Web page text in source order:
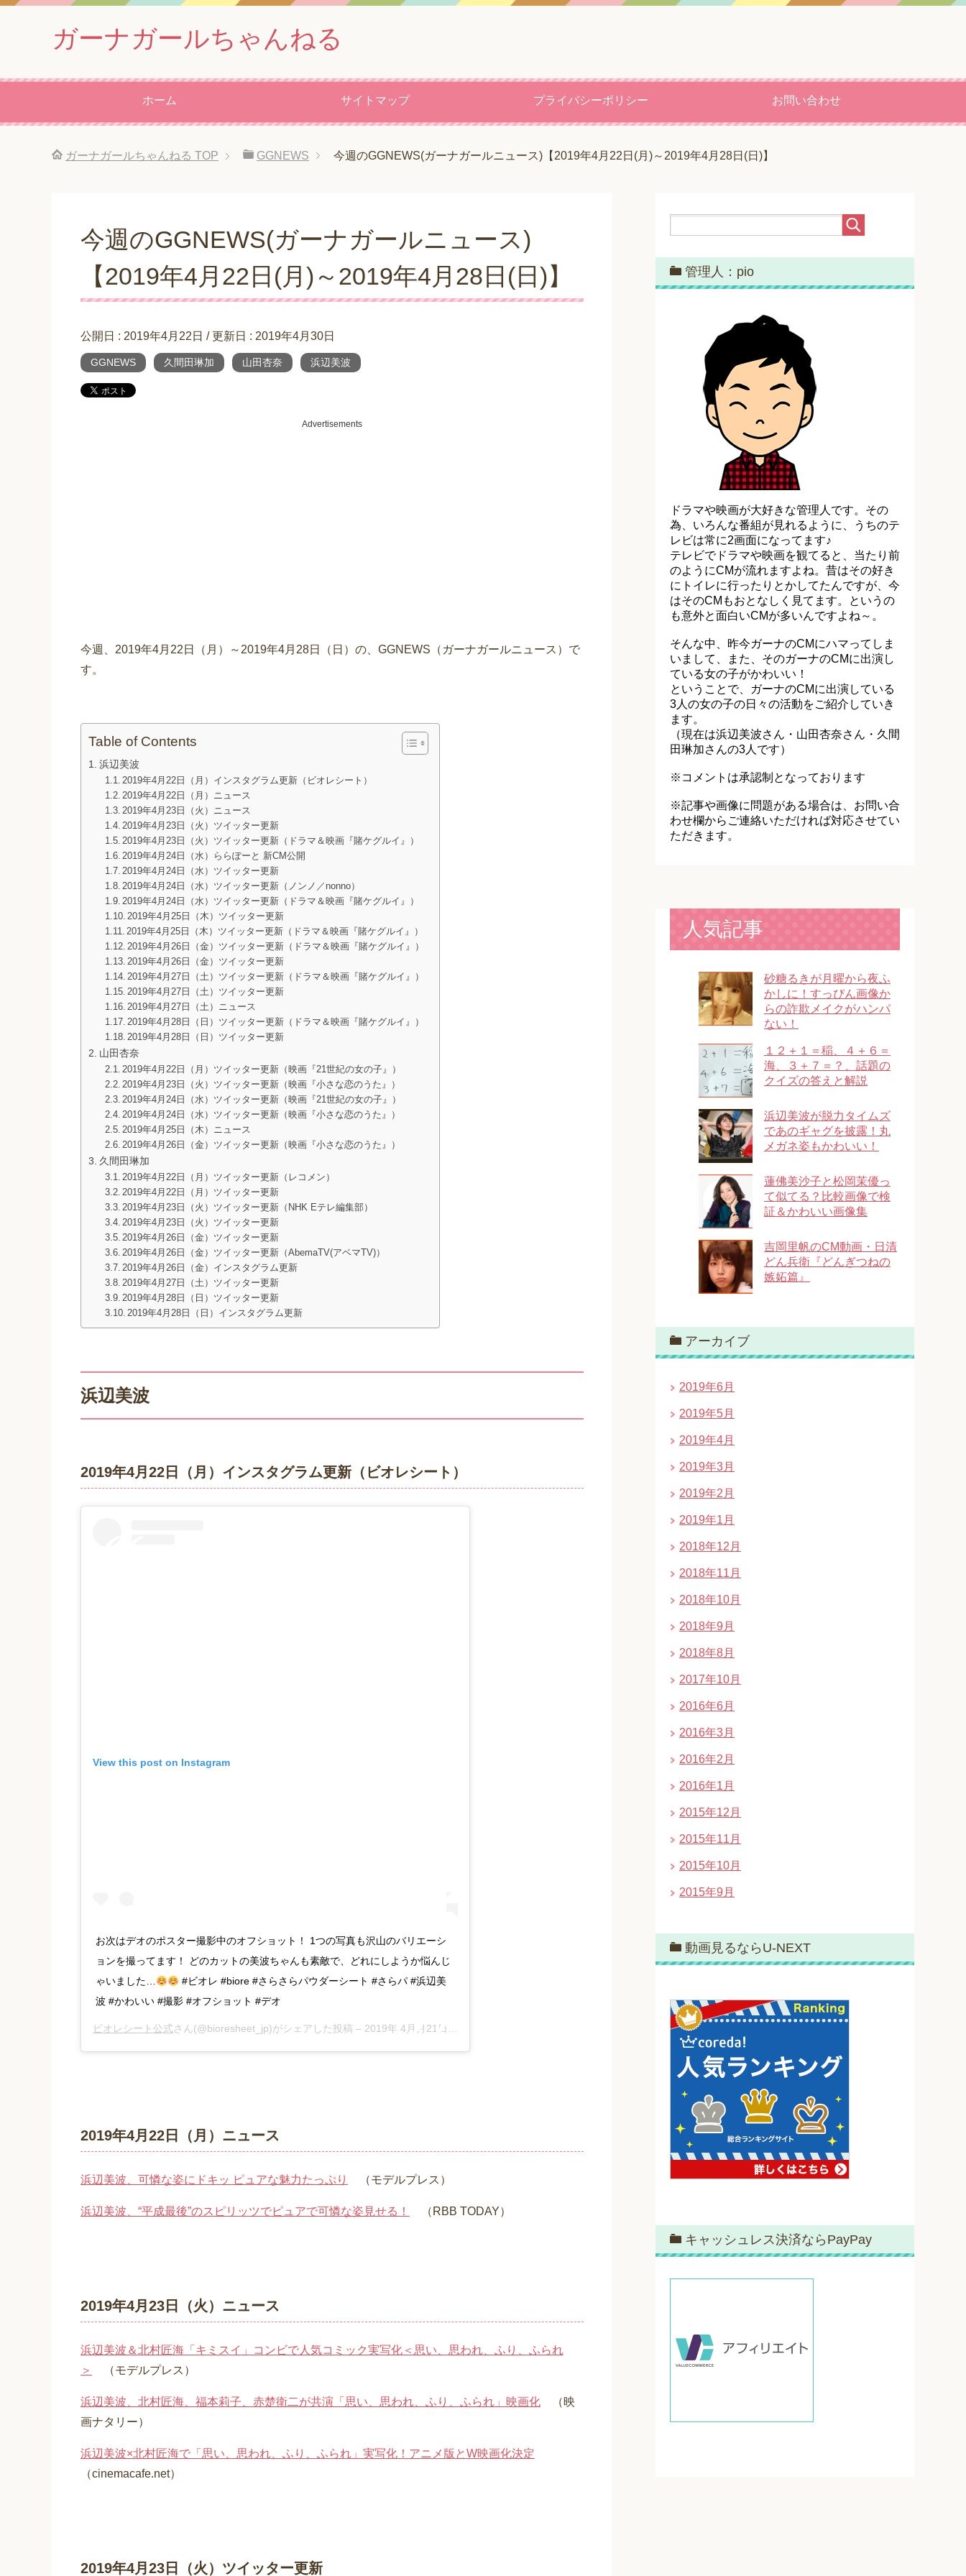
ガーナガールちゃんねる
ホーム サイトマップ プライバシーポリシー お問い合わせ
ガーナガールちゃんねる TOP GGNEWS 今週のGGNEWS(ガーナガールニュース)【2019年4月22日(月)～2019年4月28日(日)】
今週のGGNEWS(ガーナガールニュース)
【2019年4月22日(月)～2019年4月28日(日)】
公開日 : 2019年4月22日 / 更新日 : 2019年4月30日
GGNEWS 久間田琳加 山田杏奈 浜辺美波
Advertisements
今週、2019年4月22日（月）～2019年4月28日（日）の、GGNEWS（ガーナガールニュース）で
す。
Table of Contents
浜辺美波
2019年4月22日（月）インスタグラム更新（ビオレシート）
2019年4月22日（月）ニュース
2019年4月23日（火）ニュース
2019年4月23日（火）ツイッター更新
2019年4月23日（火）ツイッター更新（ドラマ＆映画『賭ケグルイ』）
2019年4月24日（水）ららぽーと 新CM公開
2019年4月24日（水）ツイッター更新
2019年4月24日（水）ツイッター更新（ノンノ／nonno）
2019年4月24日（水）ツイッター更新（ドラマ＆映画『賭ケグルイ』）
2019年4月25日（木）ツイッター更新
2019年4月25日（木）ツイッター更新（ドラマ＆映画『賭ケグルイ』）
2019年4月26日（金）ツイッター更新（ドラマ＆映画『賭ケグルイ』）
2019年4月26日（金）ツイッター更新
2019年4月27日（土）ツイッター更新（ドラマ＆映画『賭ケグルイ』）
2019年4月27日（土）ツイッター更新
2019年4月27日（土）ニュース
2019年4月28日（日）ツイッター更新（ドラマ＆映画『賭ケグルイ』）
2019年4月28日（日）ツイッター更新
山田杏奈
2019年4月22日（月）ツイッター更新（映画『21世紀の女の子』）
2019年4月23日（火）ツイッター更新（映画『小さな恋のうた』）
2019年4月24日（水）ツイッター更新（映画『21世紀の女の子』）
2019年4月24日（水）ツイッター更新（映画『小さな恋のうた』）
2019年4月25日（木）ニュース
2019年4月26日（金）ツイッター更新（映画『小さな恋のうた』）
久間田琳加
2019年4月22日（月）ツイッター更新（レコメン）
2019年4月22日（月）ツイッター更新
2019年4月23日（火）ツイッター更新（NHK Eテレ編集部）
2019年4月23日（火）ツイッター更新
2019年4月26日（金）ツイッター更新
2019年4月26日（金）ツイッター更新（AbemaTV(アベマTV)）
2019年4月26日（金）インスタグラム更新
2019年4月27日（土）ツイッター更新
2019年4月28日（日）ツイッター更新
2019年4月28日（日）インスタグラム更新
浜辺美波
2019年4月22日（月）インスタグラム更新（ビオレシート）
View this post on Instagram
お次はデオのポスター撮影中のオフショット！ 1つの写真も沢山のバリエーシ
ョンを撮ってます！ どのカットの美波ちゃんも素敵で、どれにしようか悩んじ
ゃいました…
#ビオレ #biore #さらさらパウダーシート #さらパ #浜辺美
波 #かわいい #撮影 #オフショット #デオ
ビオレシート公式さん(@bioresheet_jp)がシェアした投稿 – 2019年 4月月21日午後7時47分PDT
2019年4月22日（月）ニュース
浜辺美波、可憐な姿にドキッ ピュアな魅力たっぷり （モデルプレス）
浜辺美波、“平成最後”のスピリッツでピュアで可憐な姿見せる！ （RBB TODAY）
2019年4月23日（火）ニュース
浜辺美波＆北村匠海「キミスイ」コンビで人気コミック実写化＜思い、思われ、ふり、ふられ
＞
（モデルプレス）
浜辺美波、北村匠海、福本莉子、赤楚衛二が共演「思い、思われ、ふり、ふられ」映画化 （映
画ナタリー）
浜辺美波×北村匠海で「思い、思われ、ふり、ふられ」実写化！アニメ版とW映画化決定
（cinemacafe.net）
2019年4月23日（火）ツイッター更新
管理人：pio
ドラマや映画が大好きな管理人です。その
為、いろんな番組が見れるように、うちのテ
レビは常に2画面になってます♪
テレビでドラマや映画を観てると、当たり前
のようにCMが流れますよね。昔はその好き
にトイレに行ったりとかしてたんですが、今
はそのCMもおとなしく見てます。というの
も意外と面白いCMが多いんですよね～。
そんな中、昨今ガーナのCMにハマってしま
いまして、また、そのガーナのCMに出演し
ている女の子がかわいい！
ということで、ガーナのCMに出演している
3人の女の子の日々の活動をご紹介していき
ます。
（現在は浜辺美波さん・山田杏奈さん・久間
田琳加さんの3人です）
※コメントは承認制となっております
※記事や画像に問題がある場合は、お問い合
わせ欄からご連絡いただければ対応させてい
ただきます。
人気記事
砂糖るきが月曜から夜ふ
かしに！すっぴん画像か
らの詐欺メイクがハンパ
ない！
１２＋１＝稲、４＋６＝
海、３＋７＝？、話題の
クイズの答えと解説
浜辺美波が脱力タイムズ
であのギャグを披露！丸
メガネ姿もかわいい！
蓮佛美沙子と松岡茉優っ
て似てる？比較画像で検
証＆かわいい画像集
吉岡里帆のCM動画・日清
どん兵衛『どんぎつねの
嫉妬篇』
アーカイブ
2019年6月
2019年5月
2019年4月
2019年3月
2019年2月
2019年1月
2018年12月
2018年11月
2018年10月
2018年9月
2018年8月
2017年10月
2016年6月
2016年3月
2016年2月
2016年1月
2015年12月
2015年11月
2015年10月
2015年9月
動画見るならU-NEXT
キャッシュレス決済ならPayPay